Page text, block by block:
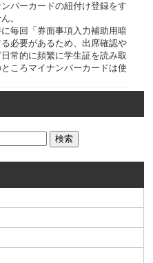
バーカードの紐付け登録をす
。
毎回「券面事項入力補助用暗
必要があるため、出席確認や
常的に頻繁に学生証を読み取
ころマイナンバーカードは使